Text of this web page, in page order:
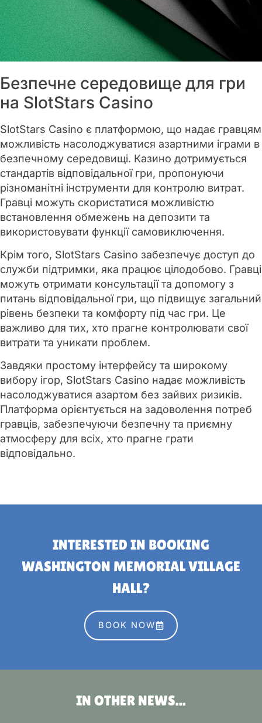
Безпечне середовище для гри
на SlotStars Casino
SlotStars Casino є платформою, що надає гравцям
можливість насолоджуватися азартними іграми в
безпечному середовищі. Казино дотримується
стандартів відповідальної гри, пропонуючи
різноманітні інструменти для контролю витрат.
Гравці можуть скористатися можливістю
встановлення обмежень на депозити та
використовувати функції самовиключення.
Крім того, SlotStars Casino забезпечує доступ до
служби підтримки, яка працює цілодобово. Гравці
можуть отримати консультації та допомогу з
питань відповідальної гри, що підвищує загальний
рівень безпеки та комфорту під час гри. Це
важливо для тих, хто прагне контролювати свої
витрати та уникати проблем.
Завдяки простому інтерфейсу та широкому
вибору ігор, SlotStars Casino надає можливість
насолоджуватися азартом без зайвих ризиків.
Платформа орієнтується на задоволення потреб
гравців, забезпечуючи безпечну та приємну
атмосферу для всіх, хто прагне грати
відповідально.
INTERESTED IN BOOKING
WASHINGTON MEMORIAL VILLAGE
HALL?
BOOK NOW
IN OTHER NEWS...